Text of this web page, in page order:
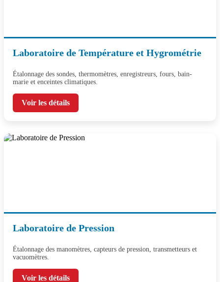
Laboratoire de Température et Hygrométrie
Étalonnage des sondes, thermomètres, enregistreurs, fours, bain-
marie et enceintes climatiques.
Voir les détails
Laboratoire de Pression
Étalonnage des manomètres, capteurs de pression, transmetteurs et
vacuomètres.
Voir les détails